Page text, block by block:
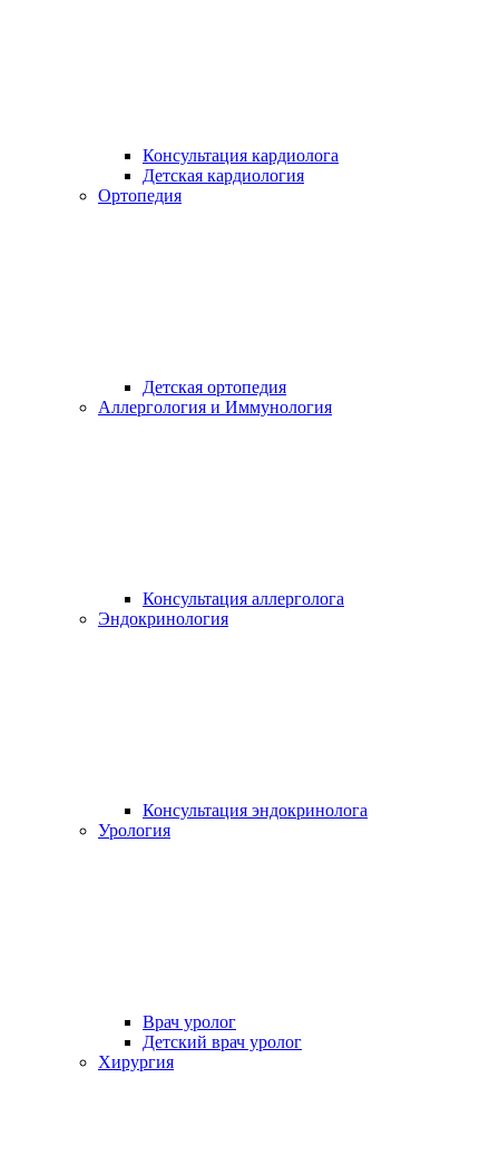
Консультация кардиолога
Детская кардиология
Ортопедия
Детская ортопедия
Аллергология и Иммунология
Консультация аллерголога
Эндокринология
Консультация эндокринолога
Урология
Врач уролог
Детский врач уролог
Хирургия